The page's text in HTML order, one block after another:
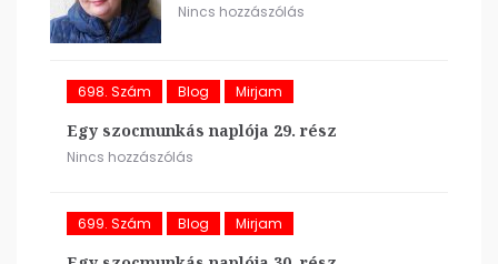
Nincs hozzászólás
698. Szám Blog Mirjam
Egy szocmunkás naplója 29. rész
Nincs hozzászólás
699. Szám Blog Mirjam